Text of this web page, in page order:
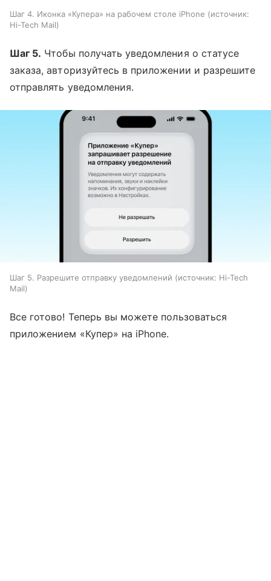
Шаг 4. Иконка «Купера» на рабочем столе iPhone
источник:
Hi-Tech Mail
Шаг 5. Чтобы получать уведомления о статусе
заказа, авторизуйтесь в приложении и разрешите
отправлять уведомления.
Шаг 5. Разрешите отправку уведомлений источник: Hi-Tech
Mail
Все готово! Теперь вы можете пользоваться
приложением «Купер» на iPhone.